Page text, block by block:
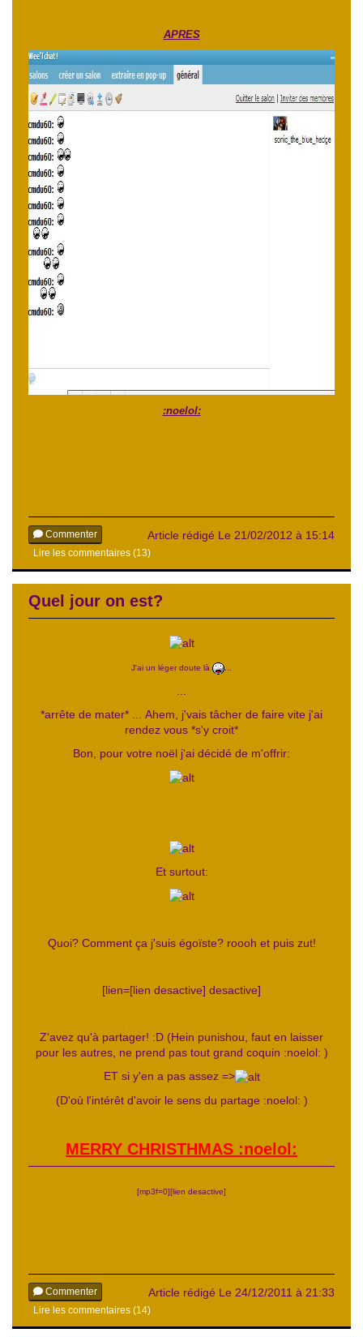
APRES
:noelol:
Article rédigé Le 21/02/2012 à 15:14
Commenter
Lire les commentaires (13)
Quel jour on est?
J'ai un léger doute là
*arrête de mater* ... Ahem, j'vais tâcher de faire vite j'ai
rendez vous *s'y croit*
Bon, pour votre noël j'ai décidé de m'offrir:
Et surtout:
Quoi? Comment ça j'suis égoïste? roooh et puis zut!
[lien=[lien desactive] desactive]
Z'avez qu'à partager! :D (Hein punishou, faut en laisser
pour les autres, ne prend pas tout grand coquin :noelol: )
ET si y'en a pas assez =>
(D'où l'intérêt d'avoir le sens du partage :noelol: )
MERRY CHRISTHMAS :noelol:
[mp3f=0][lien desactive]
Article rédigé Le 24/12/2011 à 21:33
Commenter
Lire les commentaires (14)